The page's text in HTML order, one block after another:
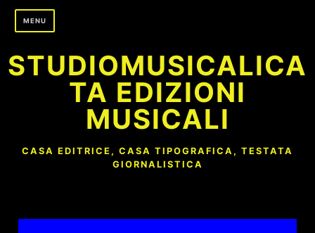
Skip
MENU
STUDIOMUSICALICA
TA EDIZIONI
MUSICALI
CASA EDITRICE, CASA TIPOGRAFICA, TESTATA
GIORNALISTICA